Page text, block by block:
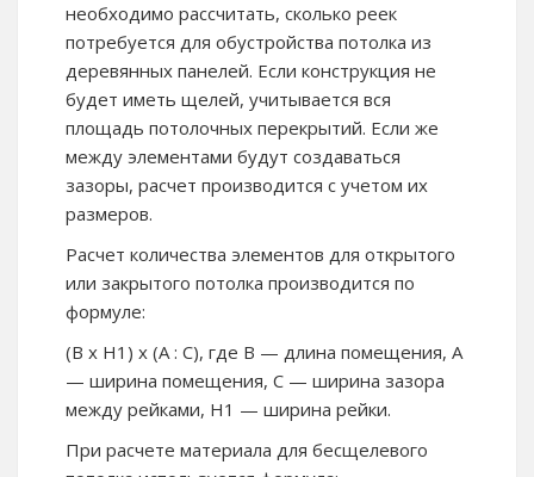
необходимо рассчитать, сколько реек
потребуется для обустройства потолка из
деревянных панелей. Если конструкция не
будет иметь щелей, учитывается вся
площадь потолочных перекрытий. Если же
между элементами будут создаваться
зазоры, расчет производится с учетом их
размеров.
Расчет количества элементов для открытого
или закрытого потолка производится по
формуле:
(В х Н1) х (А : С), где В — длина помещения, А
— ширина помещения, С — ширина зазора
между рейками, Н1 — ширина рейки.
При расчете материала для бесщелевого